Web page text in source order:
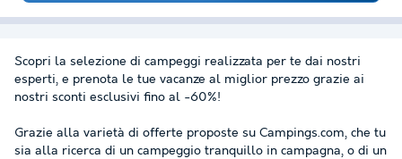
Scopri la selezione di campeggi realizzata per te dai nostri
esperti, e prenota le tue vacanze al miglior prezzo grazie ai
nostri sconti esclusivi fino al -60%!
Grazie alla varietà di offerte proposte su Campings.com, che tu
sia alla ricerca di un campeggio tranquillo in campagna, o di un